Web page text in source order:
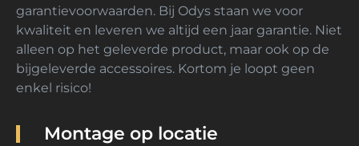
garantievoorwaarden. Bij Odys staan we voor
kwaliteit en leveren we altijd een jaar garantie. Niet
alleen op het geleverde product, maar ook op de
bijgeleverde accessoires. Kortom je loopt geen
enkel risico!
Montage op locatie